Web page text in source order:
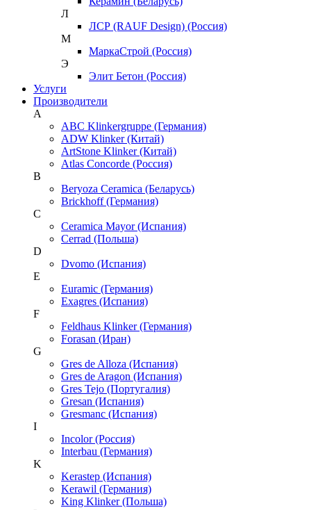
Л
ЛСР (RAUF Design) (Россия)
М
МаркаСтрой (Россия)
Э
Элит Бетон (Россия)
Услуги
Производители
A
ABC Klinkergruppe (Германия)
ADW Klinker (Китай)
ArtStone Klinker (Китай)
Atlas Concorde (Россия)
B
Beryoza Ceramica (Беларусь)
Brickhoff (Германия)
C
Ceramica Mayor (Испания)
Cerrad (Польша)
D
Dvomo (Испания)
E
Euramic (Германия)
Exagres (Испания)
F
Feldhaus Klinker (Германия)
Forasan (Иран)
G
Gres de Alloza (Испания)
Gres de Aragon (Испания)
Gres Tejo (Португалия)
Gresan (Испания)
Gresmanc (Испания)
I
Incolor (Россия)
Interbau (Германия)
K
Kerastep (Испания)
Kerawil (Германия)
King Klinker (Польша)